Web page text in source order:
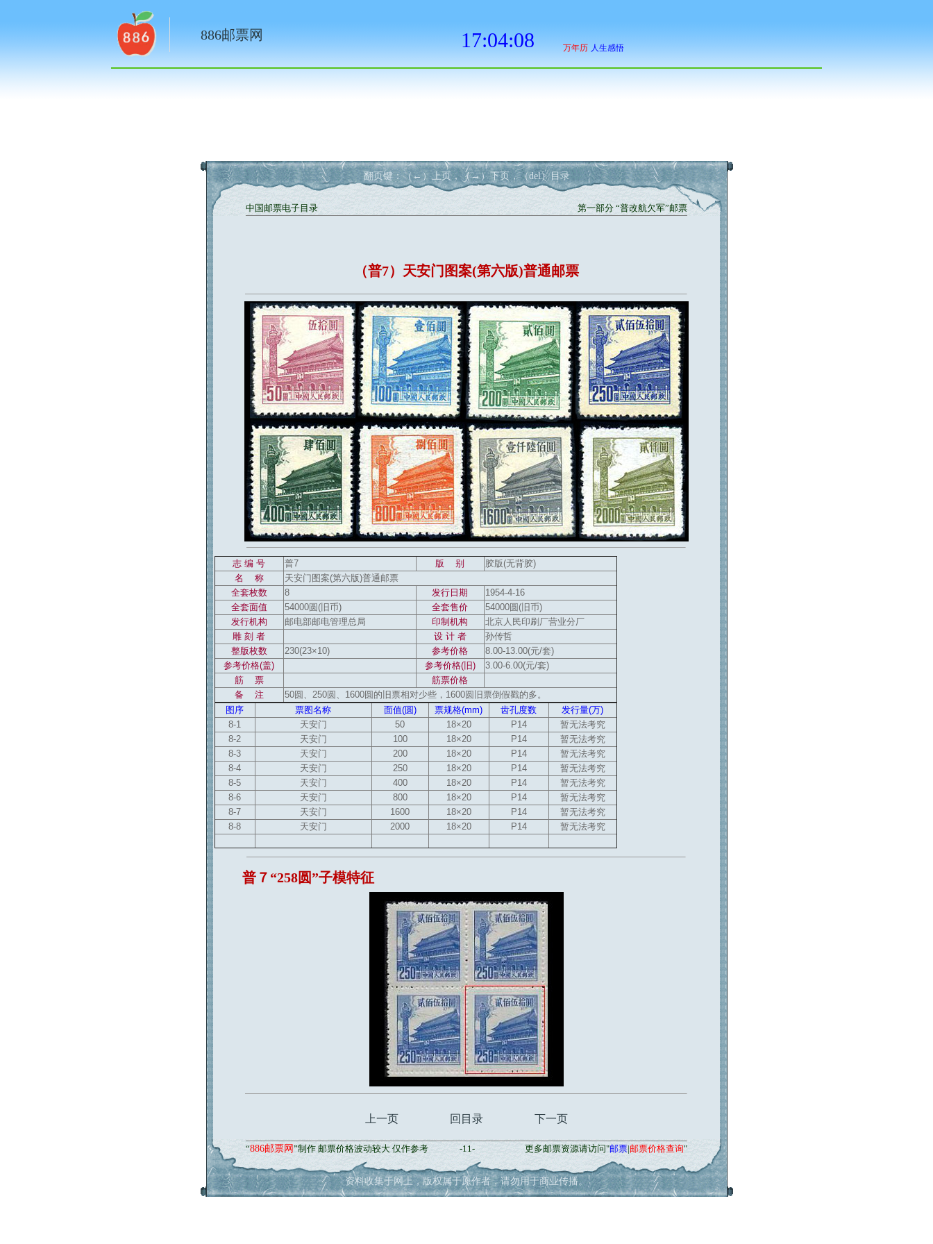
886邮票网
翻页键：（←）上页，（→）下页，（del）目录
中国邮票电子目录 第一部分 “普改航欠军”邮票
（普7）天安门图案(第六版)普通邮票
志 编 号 普7 版 别
胶版(无背胶)
名 称
天安门图案(第六版)普通邮票
全套枚数
8 发行日期
1954-4-16
全套面值
54000圆(旧币) 全套售价
54000圆(旧币)
发行机构
邮电部邮电管理总局 印制机构
北京人民印刷厂营业分厂
雕 刻 者
设 计 者
孙传哲
整版枚数
230(23×10) 参考价格
8.00-13.00(元/套)
参考价格(盖)
参考价格(旧)
3.00-6.00(元/套)
筋 票
筋票价格
备 注
50圆、250圆、1600圆的旧票相对少些，1600圆旧票倒假戳的多。
图序
票图名称 面值(圆) 票规格(mm) 齿孔度数
发行量(万)
8-1
天安门 50 18×20 P14
暂无法考究
8-2
天安门 100 18×20 P14
暂无法考究
8-3
天安门 200 18×20 P14
暂无法考究
8-4
天安门 250 18×20 P14
暂无法考究
8-5
天安门 400 18×20 P14
暂无法考究
8-6
天安门 800 18×20 P14
暂无法考究
8-7
天安门 1600 18×20 P14
暂无法考究
8-8
天安门 2000 18×20 P14 暂无法考究
普７“258圆”子模特征
上一页 回目录 下一页
“886邮票网 ”制作 邮票价格波动较大 仅作参考 -11- 更多邮票资源请访问"邮票|邮票价格查询"
资料收集于网上，版权属于原作者，请勿用于商业传播。